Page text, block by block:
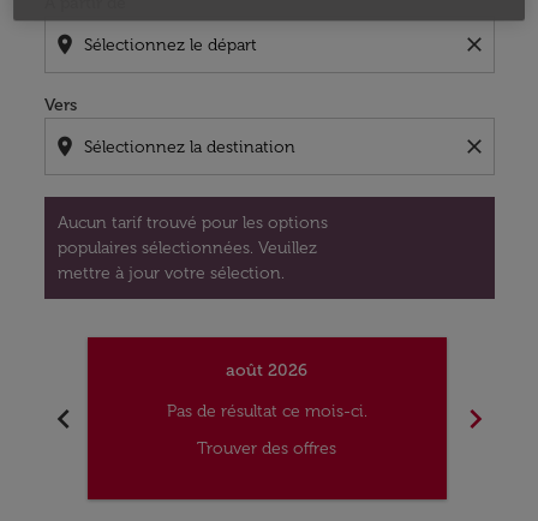
location_on close
Vers
location_on close
Aucun tarif trouvé pour les options
populaires sélectionnées. Veuillez
mettre à jour votre sélection.
chevron_left
août 2026
Pas de résultat ce mois-ci.
Trouver des offres
chevron_right